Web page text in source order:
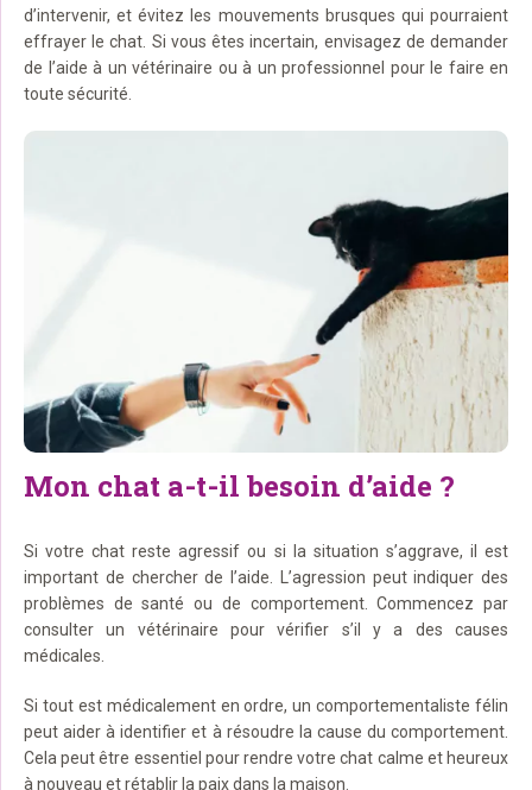
d’intervenir, et évitez les mouvements brusques qui pourraient
effrayer le chat. Si vous êtes incertain, envisagez de demander
de l’aide à un vétérinaire ou à un professionnel pour le faire en
toute sécurité.
Mon chat a-t-il besoin d’aide ?
Si votre chat reste agressif ou si la situation s’aggrave, il est
important de chercher de l’aide. L’agression peut indiquer des
problèmes de santé ou de comportement. Commencez par
consulter un vétérinaire pour vérifier s’il y a des causes
médicales.
Si tout est médicalement en ordre, un comportementaliste félin
peut aider à identifier et à résoudre la cause du comportement.
Cela peut être essentiel pour rendre votre chat calme et heureux
à nouveau et rétablir la paix dans la maison.